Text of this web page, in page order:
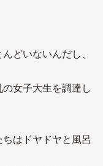
どいないんだし、
女子大生を調達し
はドヤドヤと風呂